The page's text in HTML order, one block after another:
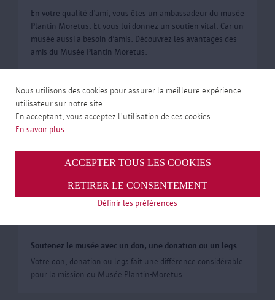
Nous utilisons des cookies pour assurer la meilleure expérience
utilisateur sur notre site.
En acceptant, vous acceptez l'utilisation de ces cookies.
En savoir plus
ACCEPTER TOUS LES COOKIES
RETIRER LE CONSENTEMENT
Définir les préférences
En votre qualité d’ami, vous êtes un ambassadeur du musée
Plantin-Moretus. Et vous lui donnez un soutien vital. Car un
musée aussi a besoin d’amis. Découvrez les avantages des
amis du Musée Plantin-Moretus.
Soutenez le musée avec un don, une donation ou un legs
Votre don, donation ou legs fait une différence considérable
pour la mission du Musée Plantin-Moretus.